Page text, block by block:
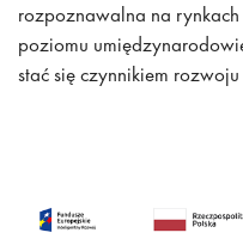
rozpoznawalna na
poziomu
stać się czynnikiem rozwoju